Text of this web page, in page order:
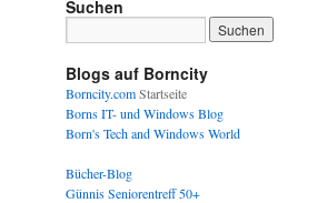
Suchen
Blogs auf Borncity
Borncity.comStartseite
Borns IT- und Windows Blog
Born's Tech and Windows World
Bücher-Blog
Günnis Seniorentreff 50+